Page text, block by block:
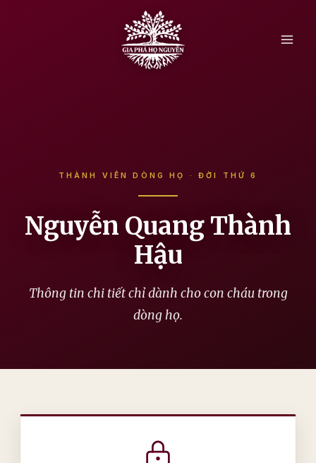
THÀNH VIÊN DÒNG HỌ · ĐỜI THỨ 6
Nguyễn Quang Thành
Hậu
Thông tin chi tiết chỉ dành cho con cháu trong
dòng họ.